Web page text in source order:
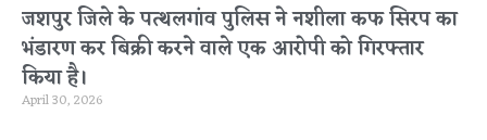
जशपुर जिले के पत्थलगांव पुलिस ने नशीला कफ सिरप का
भंडारण कर बिक्री करने वाले एक आरोपी को गिरफ्तार
किया है।
April 30, 2026